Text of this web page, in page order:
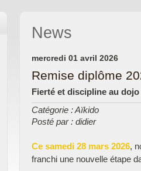
News
mercredi 01 avril 2026
Remise diplôme
Fierté et discipline au dojo
Catégorie : Aïkido
Posté par : didier
Ce samedi 28 mars 2026,
franchi une nouvelle étape